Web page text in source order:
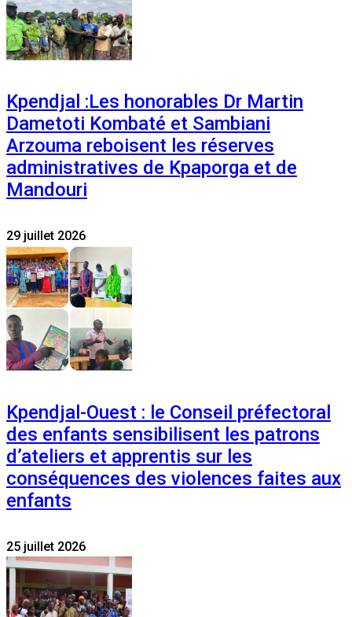
Kpendjal :Les honorables Dr Martin
Dametoti Kombaté et Sambiani
Arzouma reboisent les réserves
administratives de Kpaporga et de
Mandouri
29 juillet 2026
Kpendjal-Ouest : le Conseil préfectoral
des enfants sensibilisent les patrons
d’ateliers et apprentis sur les
conséquences des violences faites aux
enfants
25 juillet 2026